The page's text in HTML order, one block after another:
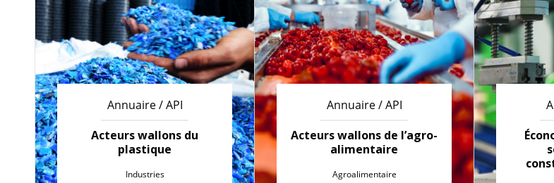
Annuaire / API
Acteurs wallons du
plastique
Industries
Annuaire / API
Acteurs wallons de l’agro-
alimentaire
Agroalimentaire